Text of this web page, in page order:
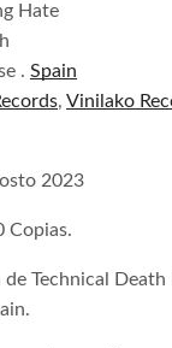
Hate
. Spain
, Vinilako
2023
Copias.
de Technical